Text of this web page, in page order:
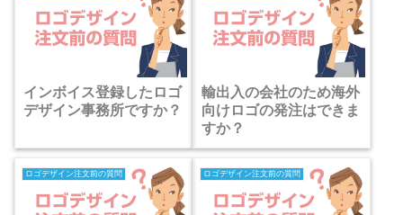
インボイス登録したロゴ
デザイン事務所ですか？
輸出入の会社のため海外
向けロゴの発注はできま
すか？
ロゴデザイン注文前の質問 ロゴデザイン注文前の質問